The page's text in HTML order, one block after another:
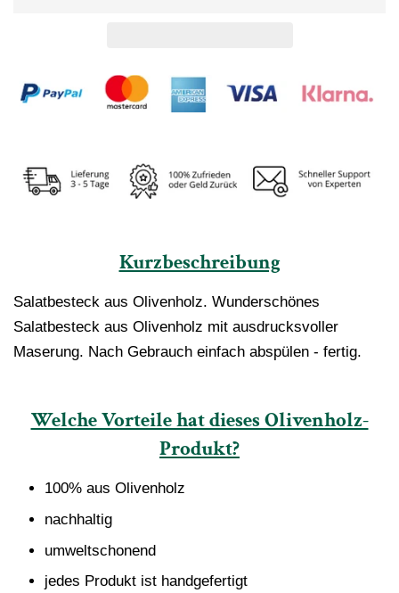
Kurzbeschreibung
Salatbesteck aus Olivenholz. Wunderschönes
Salatbesteck aus Olivenholz mit ausdrucksvoller
Maserung. Nach Gebrauch einfach abspülen - fertig.
Welche Vorteile hat dieses Olivenholz-
Produkt?
100% aus Olivenholz
nachhaltig
umweltschonend
jedes Produkt ist handgefertigt